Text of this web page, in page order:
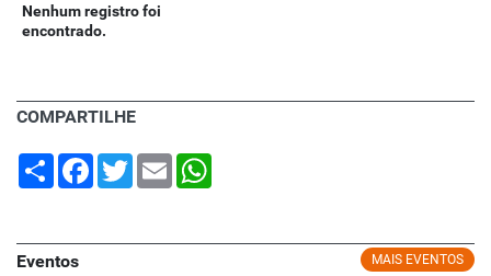
Nenhum registro foi
encontrado.
COMPARTILHE
Share Facebook
TwitterEmail
MAIS EVENTOS
Eventos